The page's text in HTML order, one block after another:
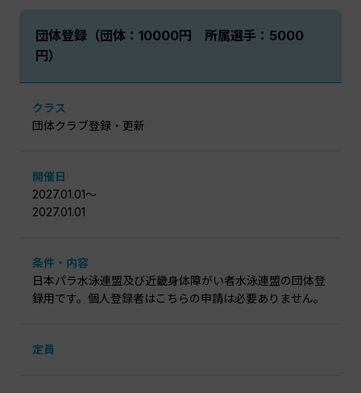
団体登録（団体：10000円 所属選手：5000
円）
クラス
団体クラブ登録・更新
開催日
2027.01.01〜
2027.01.01
条件・内容
日本パラ水泳連盟及び近畿身体障がい者水泳連盟の団体登
録用です。個人登録者はこちらの申請は必要ありません。
定員